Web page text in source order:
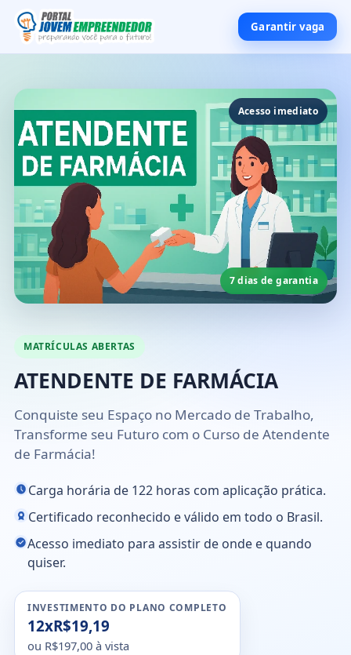
Garantir vaga
MATRÍCULAS ABERTAS
ATENDENTE DE FARMÁCIA
Conquiste seu Espaço no Mercado de Trabalho,
Transforme seu Futuro com o Curso de Atendente
de Farmácia!
Carga horária de 122 horas com aplicação prática.
Certificado reconhecido e válido em todo o Brasil.
Acesso imediato para assistir de onde e quando
quiser.
INVESTIMENTO DO PLANO COMPLETO
12xR$19,19
ou R$197,00 à vista
Acesso imediato
7 dias de garantia